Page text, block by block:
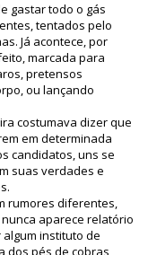
gastar todo o gás
tentados pelo
Já acontece, por
marcada para
pretensos
ou lançando
costumava dizer que
em determinada
candidatos, uns se
suas verdades e
rumores diferentes,
aparece relatório
instituto de
dos pés de cobras,